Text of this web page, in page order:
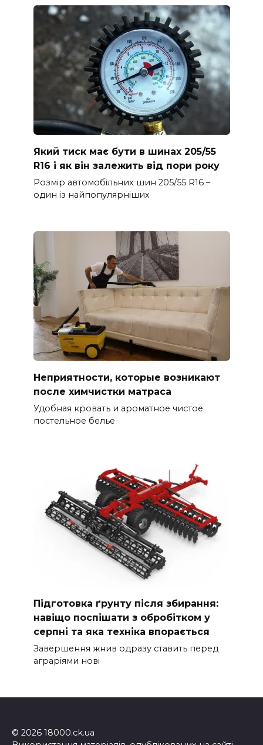
Який тиск має бути в шинах 205/55
R16 і як він залежить від пори року
Розмір автомобільних шин 205/55 R16 –
один із найпопулярніших
Неприятности, которые возникают
после химчистки матраса
Удобная кровать и ароматное чистое
постельное белье
Підготовка ґрунту після збирання:
навіщо поспішати з обробітком у
серпні та яка техніка впорається
Завершення жнив одразу ставить перед
аграріями нові
© 2026 18000.ck.ua